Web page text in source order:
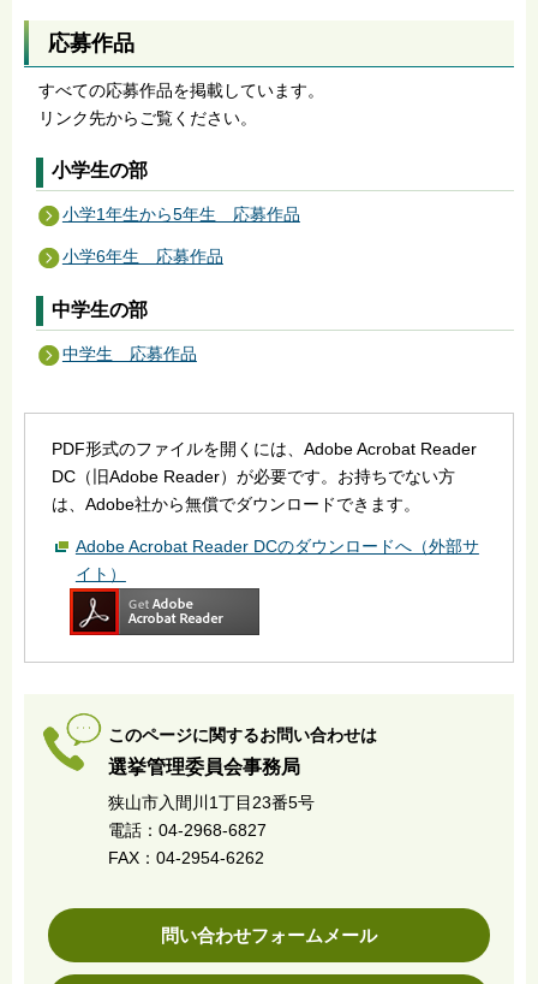
応募作品
すべての応募作品を掲載しています。
リンク先からご覧ください。
小学生の部
小学1年生から5年生 応募作品
小学6年生 応募作品
中学生の部
中学生 応募作品
PDF形式のファイルを開くには、Adobe Acrobat Reader
DC（旧Adobe Reader）が必要です。お持ちでない方
は、Adobe社から無償でダウンロードできます。
Adobe Acrobat Reader DCのダウンロードへ（外部サ
イト）
このページに関するお問い合わせは
選挙管理委員会事務局
狭山市入間川1丁目23番5号
電話：04-2968-6827
FAX：04-2954-6262
問い合わせフォームメール